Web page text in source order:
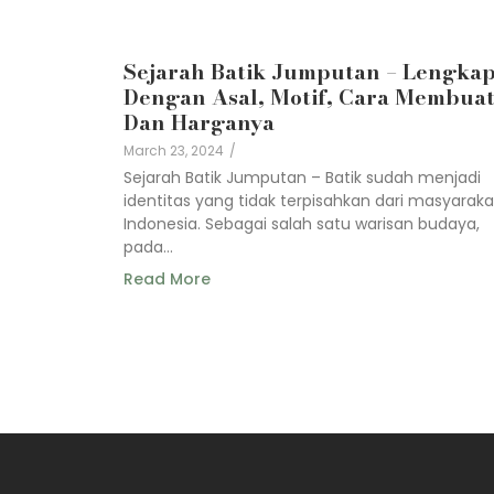
Sejarah Batik Jumputan – Lengkap
Dengan Asal, Motif, Cara Membuat
Dan Harganya
March 23, 2024 /
Sejarah Batik Jumputan – Batik sudah menjadi
identitas yang tidak terpisahkan dari
Indonesia. Sebagai salah satu warisan budaya,
pada…
Read More